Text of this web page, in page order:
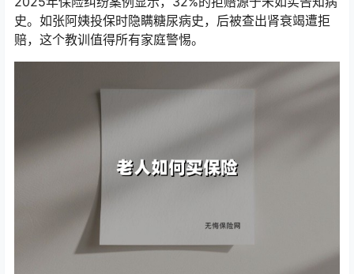
史。如张阿姨投保时隐瞒糖尿病史，后被查出肾衰竭遭拒
赔，这个教训值得所有家庭警惕。